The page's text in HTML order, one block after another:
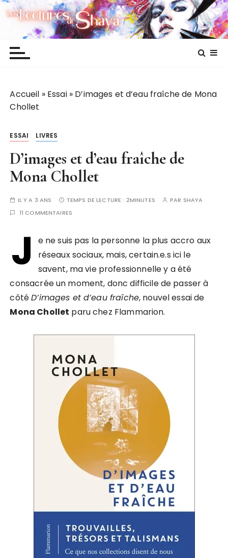
P
Les lectures de Shaya
Accueil » Essai» D’images et d’eau fraîche de Mona
Chollet
ESSAI LIVRES
D’images et d’eau fraîche de
Mona Chollet
IL Y A 3 ANS TEMPS DE LECTURE : 2MINUTES PAR SHAYA
11 COMMENTAIRES
J
e ne suis pas la personne la plus accro aux
réseaux sociaux, mais, certain.e.s ici le
savent, ma vie professionnelle y a été
consacrée un moment, donc difficile de passer à
côtéD’images et d’eau fraîche, nouvel essai de
Mona Chollet paru chez Flammarion.